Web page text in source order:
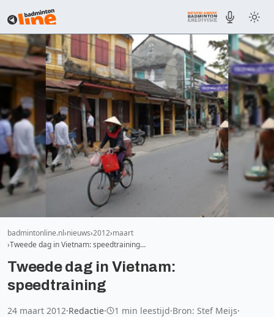
badmintonline.nl nieuws 2012 maart
Tweede dag in Vietnam: speedtraining…
Tweede dag in Vietnam:
speedtraining
24 maart 2012·Redactie· 1 min leestijd·Bron: Stef Meijs·